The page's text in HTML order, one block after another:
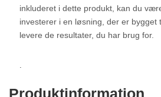
inkluderet i dette produkt, kan du
investerer i en løsning, der er bygget
levere de resultater, du har brug for.
.
Produktinformation